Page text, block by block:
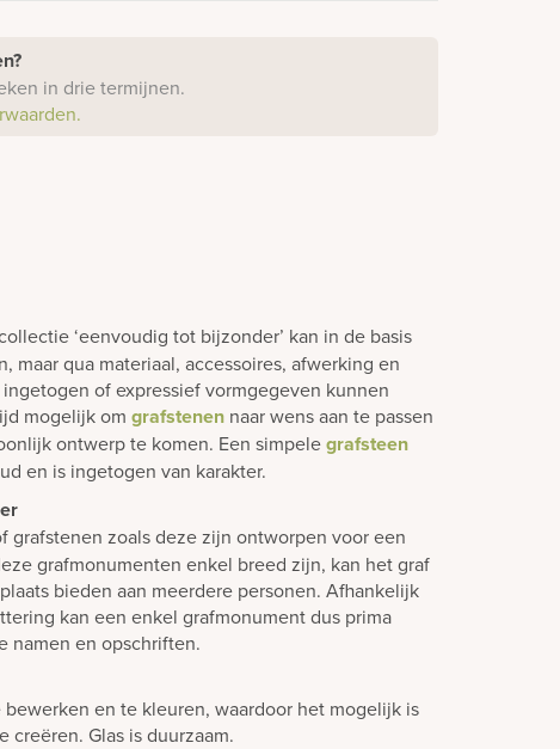
in drie termijnen.
‘eenvoudig tot bijzonder’ kan in de basis
maar qua materiaal, accessoires, afwerking en
of expressief vormgegeven kunnen
mogelijk om grafstenen naar wens aan te passen
ontwerp te komen. Een simpelegrafsteen
en is ingetogen van karakter.
grafstenen zoals deze zijn ontworpen voor een
grafmonumenten enkel breed zijn, kan het graf
bieden aan meerdere personen. Afhankelijk
kan een enkel grafmonument dus prima
namen en opschriften.
bewerken en te kleuren, waardoor het mogelijk is
Glas is duurzaam.